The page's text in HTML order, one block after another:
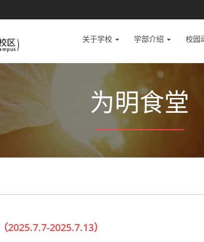
关于学校 学部介绍 校园
为明食堂
2025.7.13）